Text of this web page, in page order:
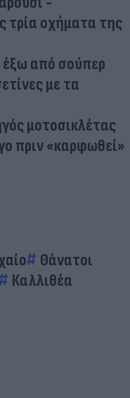
οχήματα της
έξω από σούπερ
με τα
μοτοσικλέτας
πριν «καρφωθεί»
Θάνατοι
Καλλιθέα